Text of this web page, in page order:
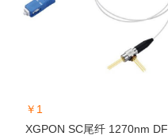
￥1
XGPON SC尾纤 1270nm DF